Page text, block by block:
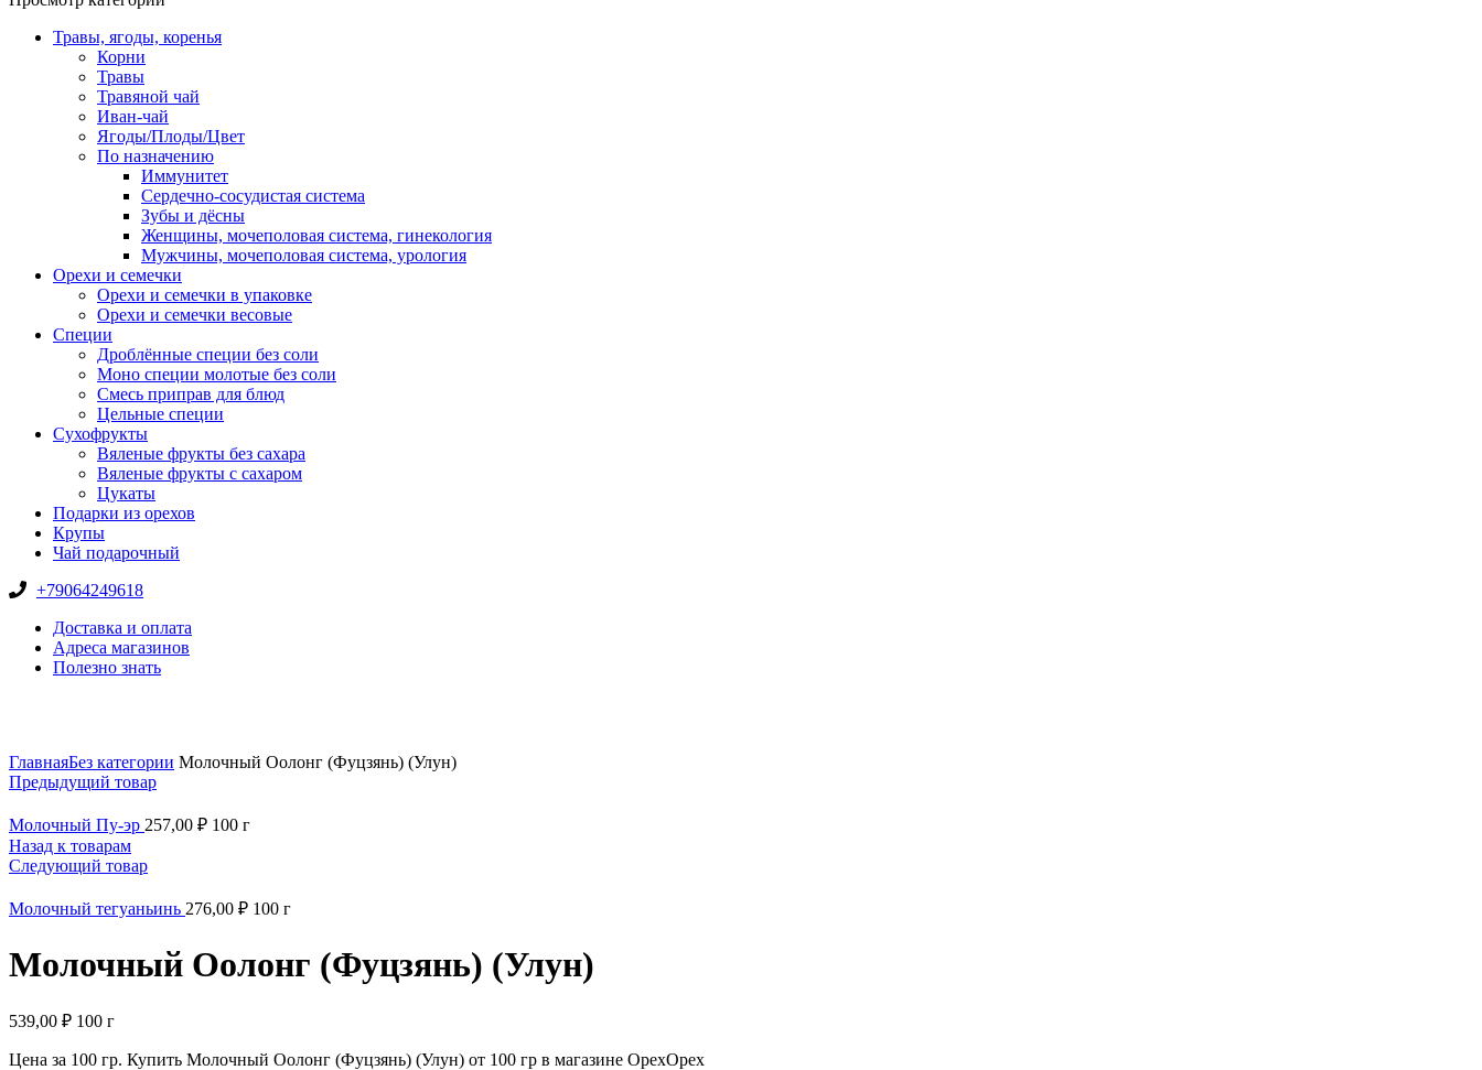
Травы, ягоды, коренья
Корни
Травы
Травяной чай
Иван-чай
Ягоды/Плоды/Цвет
По назначению
Иммунитет
Сердечно-сосудистая система
Зубы и дёсны
Женщины, мочеполовая система, гинекология
Мужчины, мочеполовая система, урология
Орехи и семечки
Орехи и семечки в упаковке
Орехи и семечки весовые
Специи
Дроблённые специи без соли
Моно специи молотые без соли
Смесь приправ для блюд
Цельные специи
Сухофрукты
Вяленые фрукты без сахара
Вяленые фрукты с сахаром
Цукаты
Подарки из орехов
Крупы
Чай подарочный
+79064249618
Доставка и оплата
Адреса магазинов
Полезно знать
ГлавнаяБез категории Молочный Оолонг (Фуцзянь) (Улун)
Предыдущий товар
Молочный Пу-эр 257,00 ₽ 100 г
Назад к товарам
Следующий товар
Молочный тегуаньинь 276,00 ₽ 100 г
Молочный Оолонг (Фуцзянь) (Улун)
539,00 ₽ 100 г
Цена за 100 гр. Купить Молочный Оолонг (Фуцзянь) (Улун) от 100 гр в магазине ОрехОрех